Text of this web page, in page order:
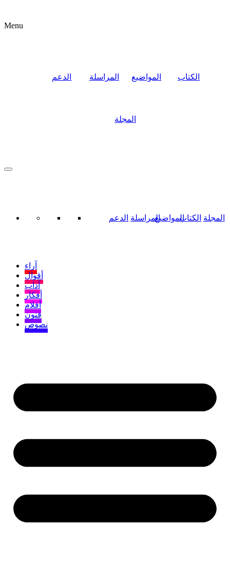
Menu
الدعم المراسلة المواضيع الكتاب
المجلة
الدعم المراسلةالمواضيعالكتاب المجلة
آراء
أقوال
آداب
أفكار
أفلام
فنون
نصوص